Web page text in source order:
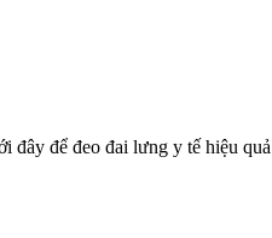
đây để đeo đai lưng y tế hiệu